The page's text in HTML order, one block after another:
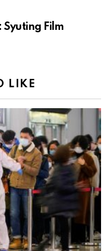
Film
LIKE